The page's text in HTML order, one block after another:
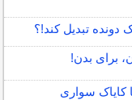
دونده تبدیل کند!؟
کایاک سواری